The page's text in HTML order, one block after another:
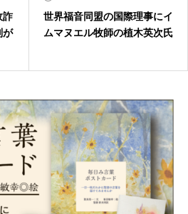
詐
が
世界福音同盟の国際理事にイ
ムマヌエル牧師の植木英次氏